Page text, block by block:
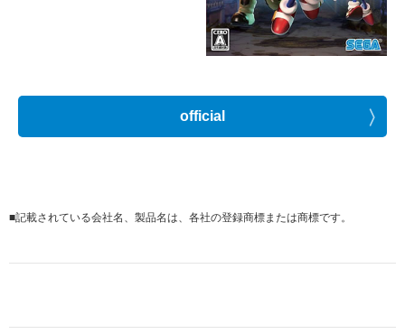
official
■記載されている会社名、製品名は、各社の登録商標または商標です。